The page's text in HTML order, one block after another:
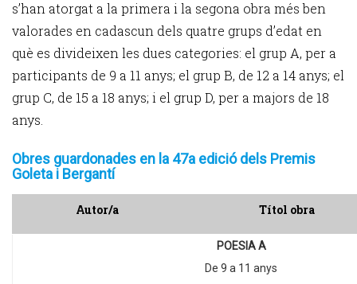
s’han atorgat a la primera i la segona obra més ben
valorades en cadascun dels quatre grups d’edat en
què es divideixen les dues categories: el grup A, per a
participants de 9 a 11 anys; el grup B, de 12 a 14 anys; el
grup C, de 15 a 18 anys; i el grup D, per a majors de 18
anys.
Obres guardonades en la 47a edició dels Premis
Goleta i Bergantí
Autor/a Títol obra
POESIA A
De 9 a 11 anys